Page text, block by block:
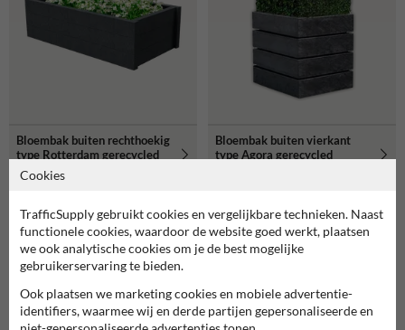
Bloembak buiten rechthoekig
type Rotterdam gerecycled
kunststof
Bloembak buiten vierkant
type Agora gerecycled
Cookies
TrafficSupply gebruikt cookies en vergelijkbare technieken. Naast
functionele cookies, waardoor de website goed werkt, plaatsen
we ook analytische cookies om je de best mogelijke
gebruikerservaring te bieden.
Ook plaatsen we marketing cookies en mobiele advertentie-
identifiers, waarmee wij en derde partijen gepersonaliseerde en